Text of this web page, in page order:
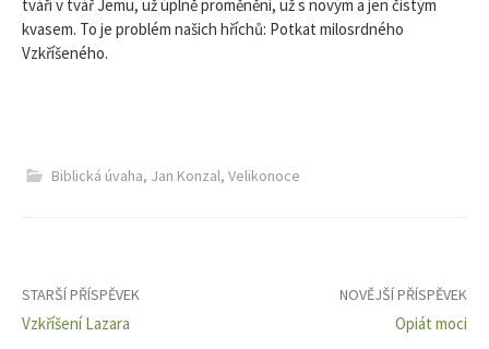
tváří v tvář Jemu, už úplně proměněni, už s novým a jen čistým
kvasem. To je problém našich hříchů: Potkat milosrdného
Vzkříšeného.
Biblická úvaha, Jan Konzal, Velikonoce
Navigace
pro
STARŠÍ PŘÍSPĚVEK
Vzkříšení Lazara
NOVĚJŠÍ PŘÍSPĚVEK
Opiát moci